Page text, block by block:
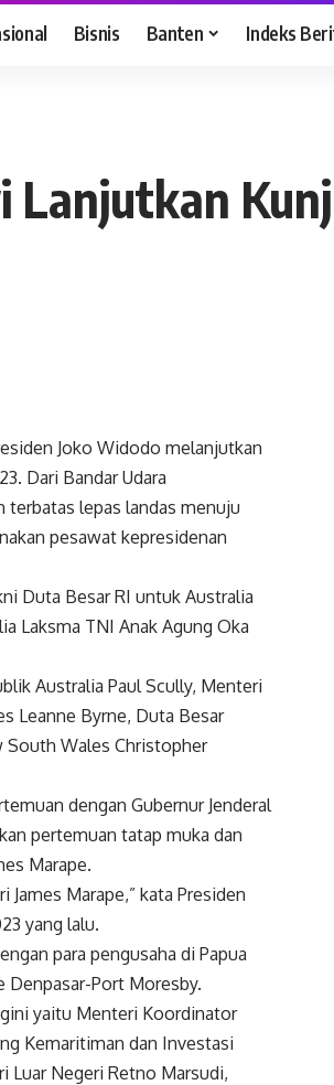
Bisnis Banten Indeks
Lanjutkan
Joko Widodo melanjutkan
Dari Bandar Udara
lepas landas menuju
pesawat kepresidenan
Duta Besar RI untuk Australia
Laksma TNI Anak Agung Oka
Australia Paul Scully, Menteri
Leanne Byrne, Duta Besar
South Wales Christopher
dengan Gubernur Jenderal
pertemuan tatap muka dan
Marape.
Marape,” kata Presiden
yang lalu.
para pengusaha di Papua
Denpasar-Port Moresby.
yaitu Menteri Koordinator
Kemaritiman dan Investasi
Luar Negeri Retno Marsudi,